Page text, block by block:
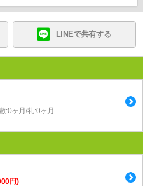
LINEで共有する
:0ヶ月/礼:0ヶ月
円)